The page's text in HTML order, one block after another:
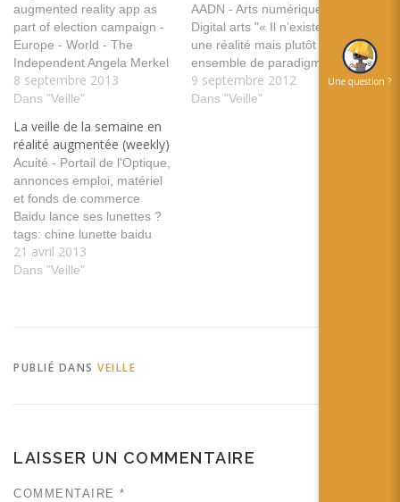
augmented reality app as
part of election campaign -
Europe - World - The
Independent Angela Merkel
utilise la réalité augmentée
pour sa campagne
campagne allemagne
angela merkel Augmented
Reality : Lesen Sie die
"Welt" in einer neuen
Dimension - Nachrichten
Kultur - Medien…
8 septembre 2013
Dans "Veille"
AADN - Arts numériques -
Digital arts "« Il n’existe pas
une réalité mais plutôt un
ensemble de paradigmes,
de systèmes de
représentation qui
9 septembre 2012
Dans "Veille"
La veille de la semaine en
réalité augmentée (weekly)
Acuité - Portail de l'Optique,
annonces emploi, matériel
et fonds de commerce
Baidu lance ses lunettes ?
tags: chine lunette baidu
technologie Trash tes
chiottes : grosse expo dans
ce passe derrière…
21 avril 2013
Dans "Veille"
PUBLIÉ DANS VEILLE
LAISSER UN COMMENTAIRE
COMMENTAIRE *
Une question ?